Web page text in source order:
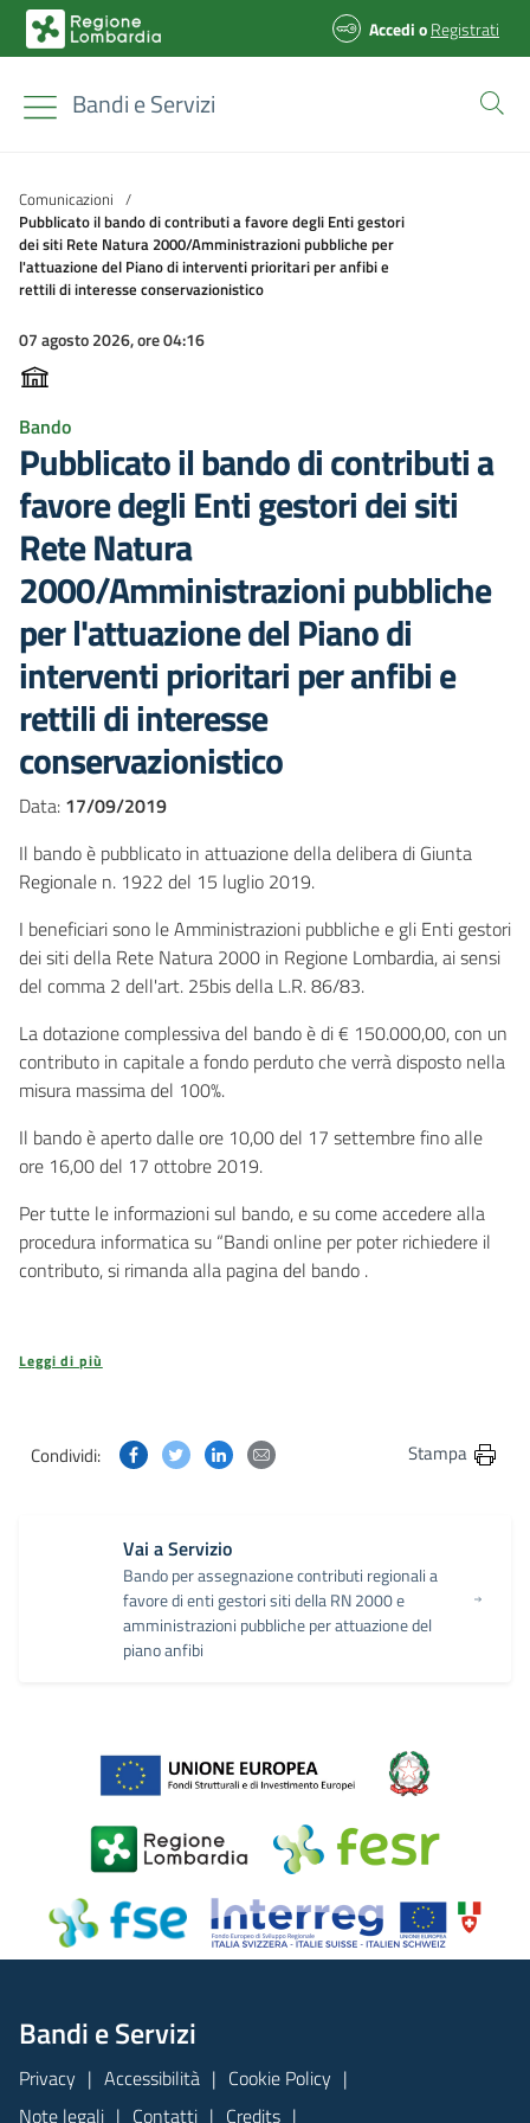
AccedioRegistrati
Bandi e Servizi
Comunicazioni /
Pubblicato il bando di contributi a favore degli Enti gestori
dei siti Rete Natura 2000/Amministrazioni pubbliche per
l'attuazione del Piano di interventi prioritari per anfibi e
rettili di interesse conservazionistico
07 agosto 2026, ore 04:16
Bando
Pubblicato il bando di contributi a
favore degli Enti gestori dei siti
Rete Natura
2000/Amministrazioni pubbliche
per l'attuazione del Piano di
interventi prioritari per anfibi e
rettili di interesse
conservazionistico
Data: 17/09/2019
Il bando è pubblicato in attuazione della delibera di Giunta
Regionale n. 1922 del 15 luglio 2019.
I beneficiari sono le Amministrazioni pubbliche e gli Enti gestori
dei siti della Rete Natura 2000 in Regione Lombardia, ai sensi
del comma 2 dell'art. 25bis della L.R. 86/83.
La dotazione complessiva del bando è di € 150.000,00, con un
contributo in capitale a fondo perduto che verrà disposto nella
misura massima del 100%.
Il bando è aperto dalle ore 10,00 del 17 settembre fino alle
ore 16,00 del 17 ottobre 2019.
Per tutte le informazioni sul bando, e su come accedere alla
procedura informatica su “Bandi online per poter richiedere il
contributo, si rimanda alla pagina del bando .
Leggi di più
Condividi: Condividi questa pagina su Facebook
Condividi questa pagina su Twitter
Condividi questa pagina su Linkedin
Condividi questa pagina via
Stampa
Vai a Servizio
Bando per assegnazione contributi regionali a
favore di enti gestori siti della RN 2000 e
amministrazioni pubbliche per attuazione del
piano anfibi
Bandi e Servizi
Privacy Accessibilità
Cookie Policy
Note legali
Contatti Credits